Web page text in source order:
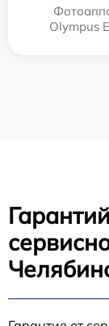
Olympus